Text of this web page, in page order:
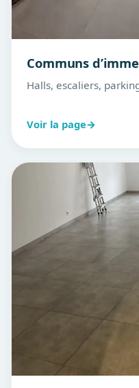
Communs
Halls, escaliers,
Voir la page→